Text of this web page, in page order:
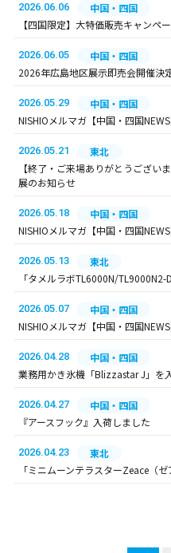
2026.06.06
中国・四国
【四国限定】大特価販売キャンペ
2026.06.05
中国・四国
2026年広島地区展示即売会開催決
2026.05.29
中国・四国
NISHIOメルマガ【中国・四国
2026.05.21
東北
【終了・ご来場ありがとうござい
展のお知らせ
2026.05.18
中国・四国
NISHIOメルマガ【中国・四国
2026.05.13
東北
「タメルラボTL6000N/TL9000N2-
2026.05.07
中国・四国
NISHIOメルマガ【中国・四国
2026.04.28
中国・四国
業務用かき氷機「Blizzastar J」を
2026.04.27
中国・四国
『アースフック』入荷しました
2026.04.23
東北
「ミニムーンテラスターZeace（